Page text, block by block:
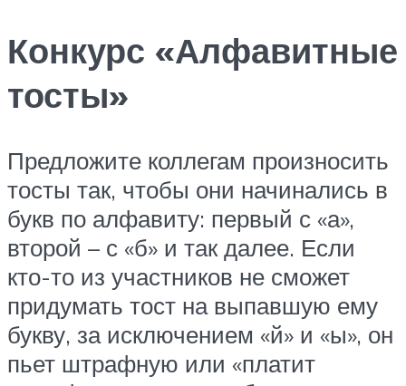
Конкурс «Алфавитные
тосты»
Предложите коллегам произносить
тосты так, чтобы они начинались в
букв по алфавиту: первый с «а»,
второй – с «б» и так далее. Если
кто-то из участников не сможет
придумать тост на выпавшую ему
букву, за исключением «й» и «ы», он
пьет штрафную или «платит